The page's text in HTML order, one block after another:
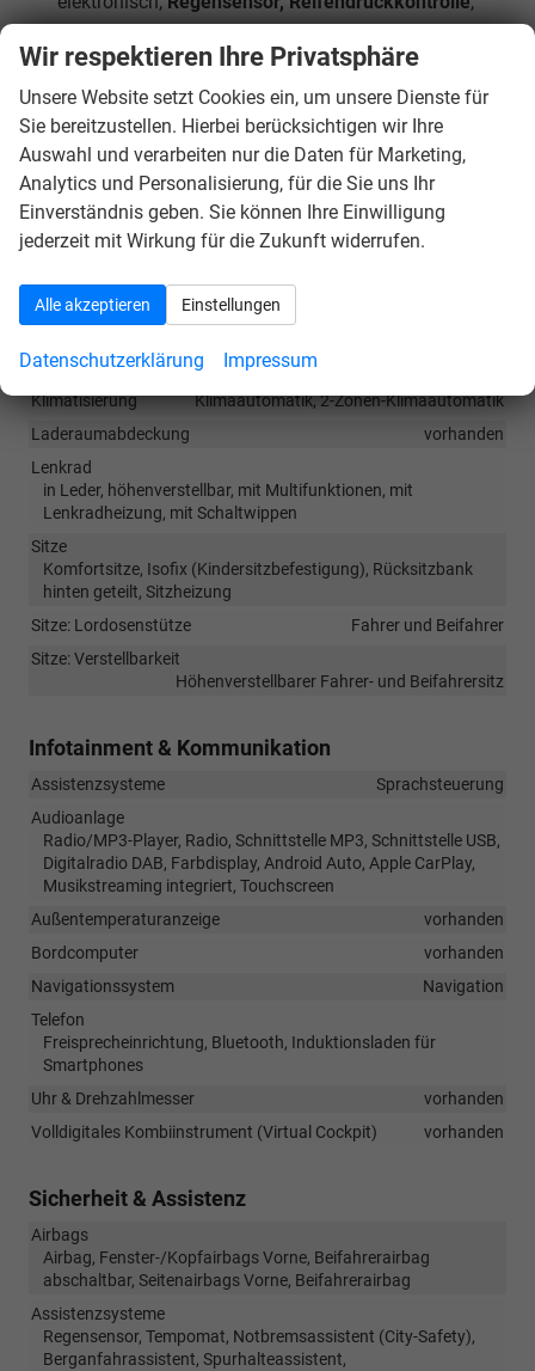
B-Säule abgedunkelt,Scheinwerfer-
Reinigungsanlage, Sitzheizung vorn, Wireless App-
Connect, Verkehrszeichenerkennung
Zentralverriegelung mit Funkfernbedienung,
Wegfahrsperre, Servolenkung
Armlehnen
Mittelarmlehne, Vorne und hinten
Innenraumfilter
Klimatisierung
Klimaautomatik, 2-Zonen-Klimaautomatik
Laderaumabdeckung
vorhanden
Lenkrad
in Leder, höhenverstellbar, mit Multifunktionen, mit
Lenkradheizung, mit Schaltwippen
Sitze
Komfortsitze, Isofix (Kindersitzbefestigung), Rücksitzbank
hinten geteilt, Sitzheizung
Sitze: Lordosenstütze
Fahrer und Beifahrer
Sitze: Verstellbarkeit
Höhenverstellbarer Fahrer- und Beifahrersitz
Infotainment & Kommunikation
Assistenzsysteme
Sprachsteuerung
Audioanlage
Radio/MP3-Player, Radio, Schnittstelle MP3, Schnittstelle USB,
Digitalradio DAB, Farbdisplay, Android Auto, Apple CarPlay,
Musikstreaming integriert, Touchscreen
Außentemperaturanzeige
vorhanden
Bordcomputer
vorhanden
Navigationssystem
Navigation
Telefon
Freisprecheinrichtung, Bluetooth, Induktionsladen für
Smartphones
Uhr & Drehzahlmesser
vorhanden
Volldigitales Kombiinstrument (Virtual Cockpit)
vorhanden
Sicherheit & Assistenz
Airbags
Airbag, Fenster-/Kopfairbags Vorne, Beifahrerairbag
abschaltbar, Seitenairbags Vorne, Beifahrerairbag
Assistenzsysteme
Regensensor, Tempomat, Notbremsassistent (City-Safety),
Berganfahrassistent, Spurhalteassistent,
Wir respektieren Ihre Privatsphäre
Unsere Website setzt Cookies ein, um unsere Dienste für
Sie bereitzustellen. Hierbei berücksichtigen wir Ihre
Auswahl und verarbeiten nur die Daten für Marketing,
Analytics und Personalisierung, für die Sie uns Ihr
Einverständnis geben. Sie können Ihre Einwilligung
jederzeit mit Wirkung für die Zukunft widerrufen.
Alle akzeptieren Einstellungen
Datenschutzerklärung Impressum